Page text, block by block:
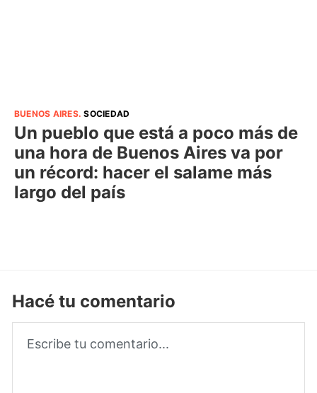
BUENOS AIRES.SOCIEDAD
Un pueblo que está a poco más de
una hora de Buenos Aires va por
un récord: hacer el salame más
largo del país
Hacé tu comentario